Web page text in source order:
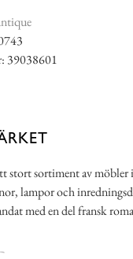
39038601
stort sortiment av möbler
lampor och
med en del fransk